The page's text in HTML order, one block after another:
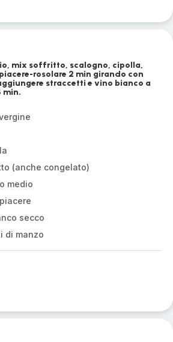
mix soffritto, scalogno, cipolla,
rosolare 2 min girando con
straccetti e vino bianco a
min.
(anche congelato)
medio
secco
di manzo